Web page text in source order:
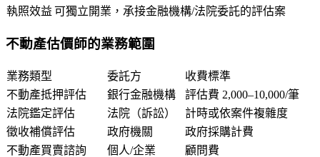
執照效益 可獨立開業，承接金融機構/法院委託的評估案
不動產估價師的業務範圍
業務類型 委託方
收費標準
不動產抵押評估
銀行金融機構
評估費 2,000–10,000/筆
法院鑑定評估
法院（訴訟）
計時或依案件複雜度
徵收補償評估
政府機關
政府採購計費
不動產買賣諮詢
個人/企業
顧問費